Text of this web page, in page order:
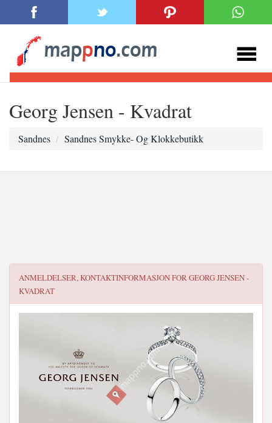
Georg Jensen - Kvadrat
Sandnes Sandnes Smykke- Og Klokkebutikk
ANMELDELSER, KONTAKTINFORMASJON FORGEORG JENSEN -
KVADRAT